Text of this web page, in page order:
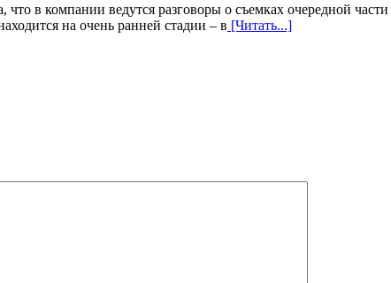
в компании ведутся разговоры о съемках очередной
на очень ранней стадии – в [Читать...]